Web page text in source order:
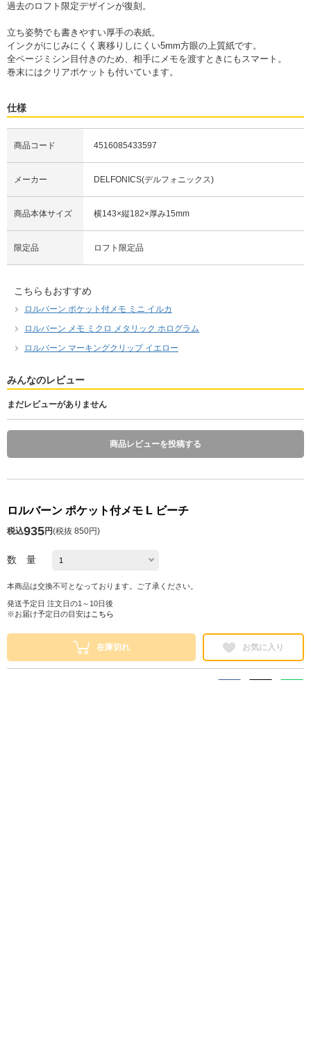
過去のロフト限定デザインが復刻。
立ち姿勢でも書きやすい厚手の表紙。
インクがにじみにくく裏移りしにくい5mm方眼の上質紙です。
全ページミシン目付きのため、相手にメモを渡すときにもスマート。
巻末にはクリアポケットも付いています。
仕様
商品コード 4516085433597
メーカー DELFONICS(デルフォニックス)
商品本体サイズ 横143×縦182×厚み15mm
限定品 ロフト限定品
こちらもおすすめ
ロルバーン ポケット付メモ ミニ イルカ
ロルバーン メモ ミクロ メタリック ホログラム
ロルバーン マーキングクリップ イエロー
みんなのレビュー
まだレビューがありません
商品レビューを投稿する
ロルバーン ポケット付メモ L ビーチ
税込935円(税抜 850円)
数 量
本商品は交換不可となっております。ご了承ください。
発送予定日 注文日の1～10日後
※お届け予定日の目安は こちら
在庫切れ お気に入り